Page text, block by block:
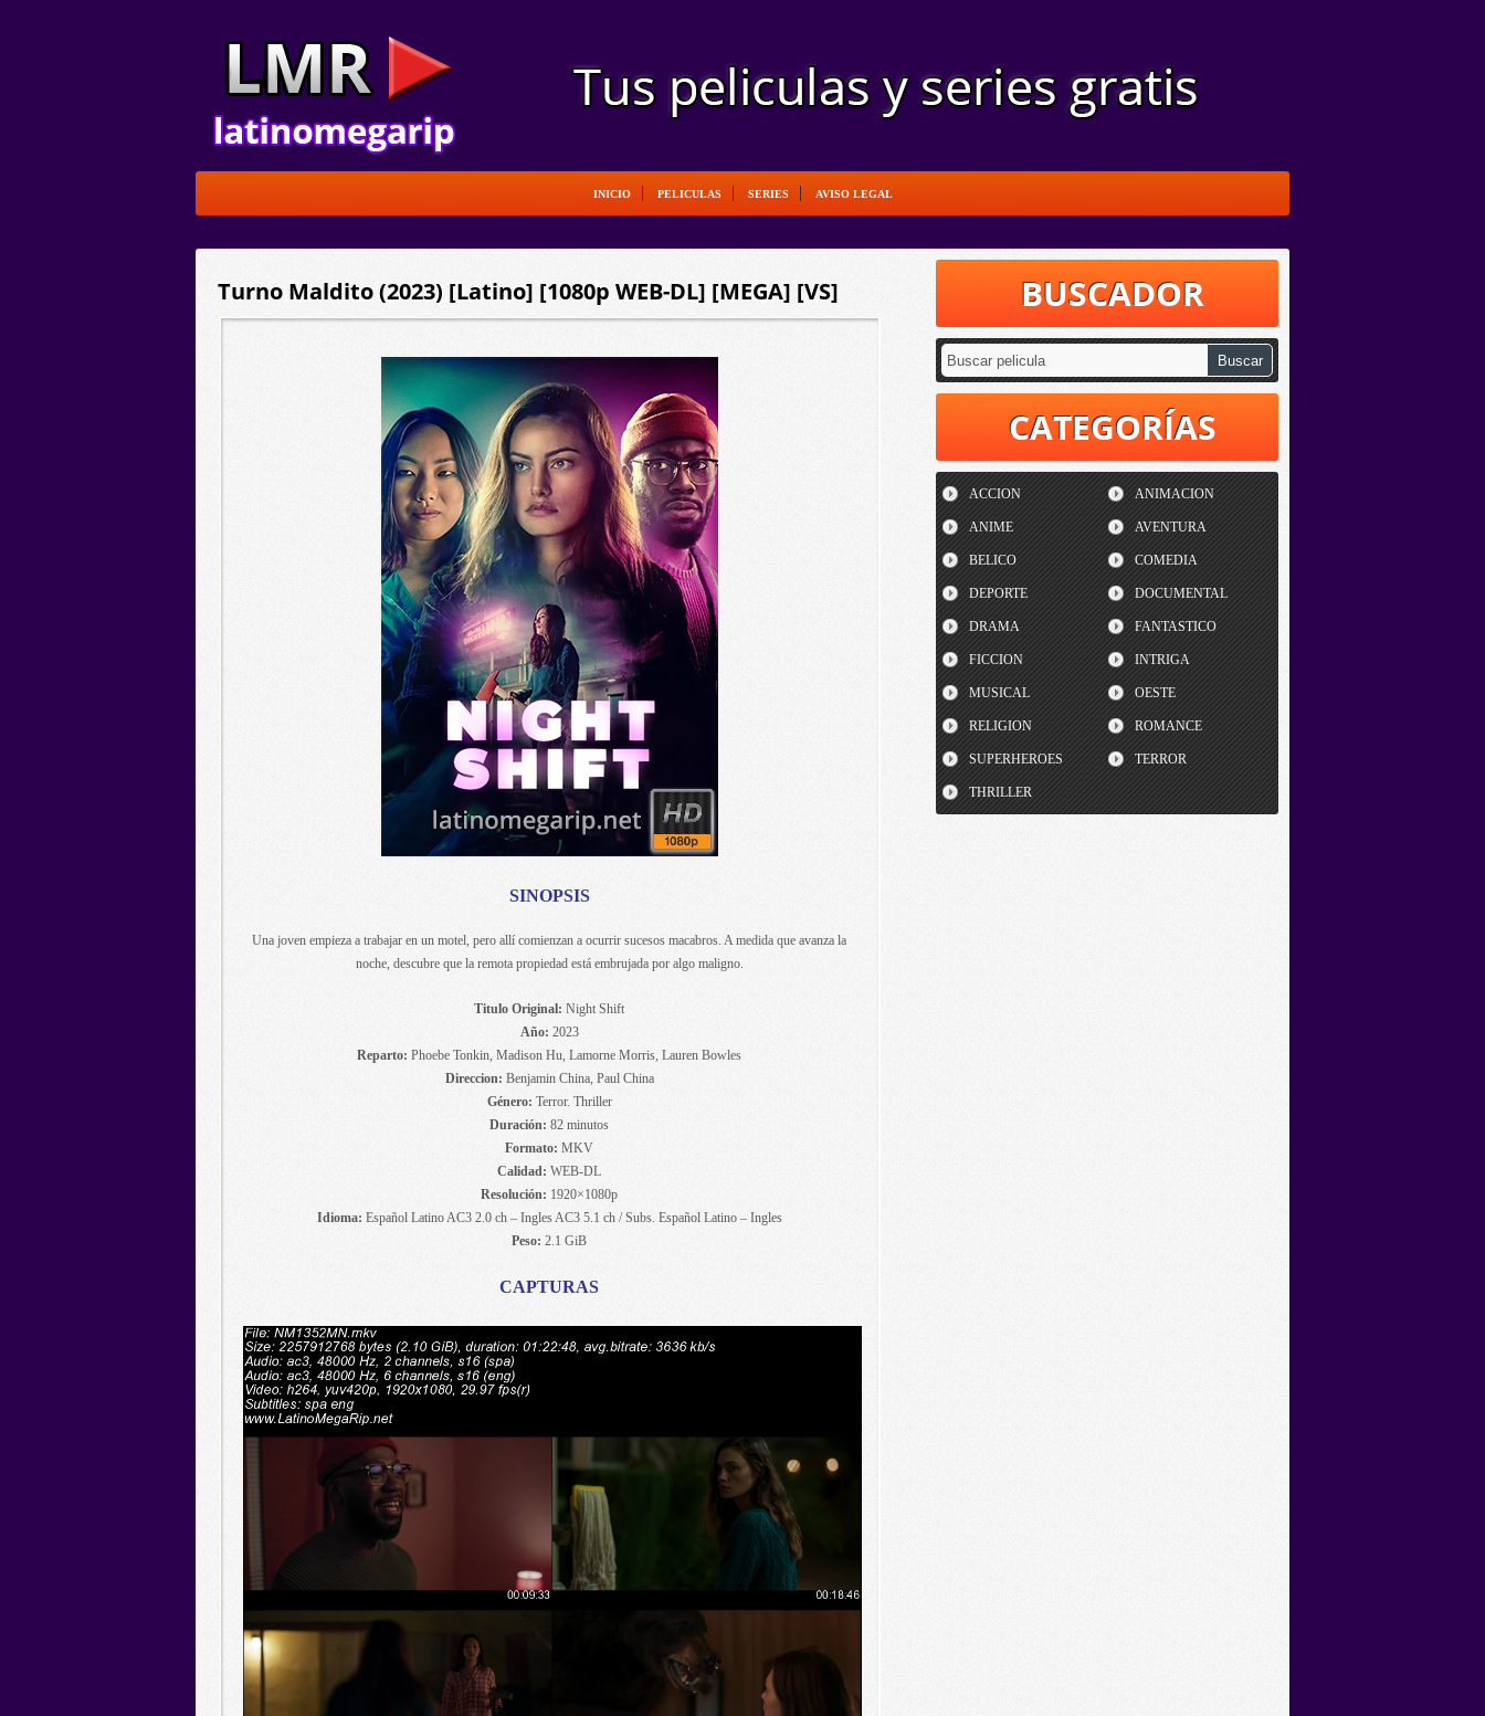
INICIO PELICULAS SERIES AVISO LEGAL
Turno Maldito (2023) [Latino] [1080p WEB-DL] [MEGA] [VS]
SINOPSIS
Una joven empieza a trabajar en un motel, pero allí comienzan a ocurrir sucesos macabros. A medida que avanza la
noche, descubre que la remota propiedad está embrujada por algo maligno.
Titulo Original: Night Shift
Año: 2023
Reparto: Phoebe Tonkin, Madison Hu, Lamorne Morris, Lauren Bowles
Direccion: Benjamin China, Paul China
Género: Terror. Thriller
Duración: 82 minutos
Formato: MKV
Calidad: WEB-DL
Resolución: 1920×1080p
Idioma: Español Latino AC3 2.0 ch – Ingles AC3 5.1 ch / Subs. Español Latino – Ingles
Peso: 2.1 GiB
CAPTURAS
BUSCADOR
CATEGORÍAS
ACCION ANIMACION
ANIME AVENTURA
BELICO COMEDIA
DEPORTE DOCUMENTAL
DRAMA FANTASTICO
FICCION INTRIGA
MUSICAL OESTE
RELIGION ROMANCE
SUPERHEROES TERROR
THRILLER